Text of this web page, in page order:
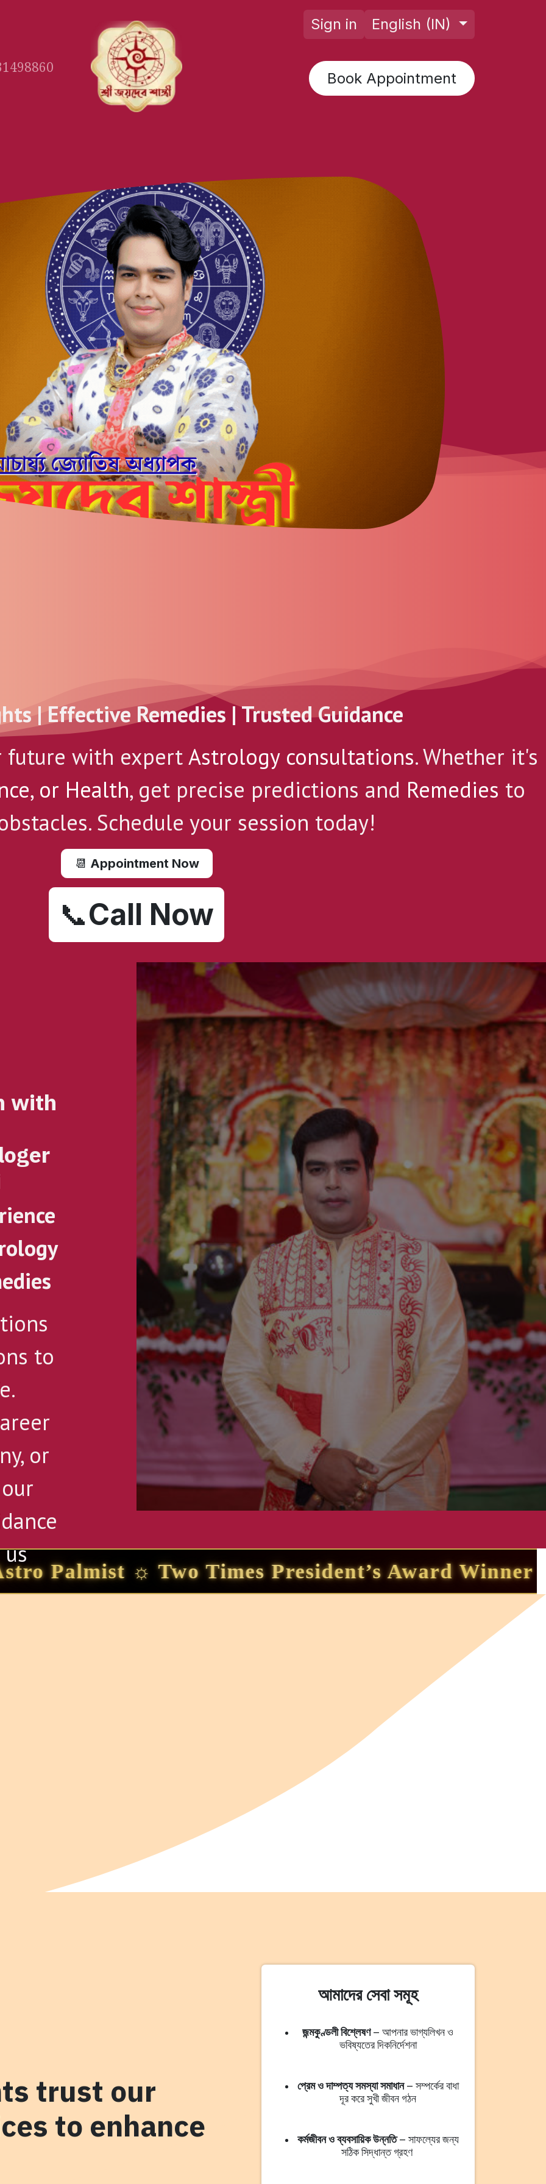
Sign in English (IN)
Book Appointment
| Effective Remedies | Trusted Guidance
future with expertAstrology consultations. Whether it's
or Health, get precise predictions and Remedies to
Schedule your session today!
📆 Appointment Now
📞Call Now
with
to
or
Vedic Astrologer ☼ Top Rated Astro Palmist ☼
trust our
to enhance
আমাদের সেবা সমূহ
জন্মকুণ্ডলী বিশ্লেষণ– আপনার ভাগ্যলিখন ও
ভবিষ্যতের দিকনির্দেশনা
প্রেম ও দাম্পত্য সমস্যা সমাধান– সম্পর্কের বাধা
দূর করে সুখী জীবন গঠন
কর্মজীবন ও ব্যবসায়িক উন্নতি– সাফল্যের জন্য
সঠিক সিদ্ধান্ত গ্রহণ